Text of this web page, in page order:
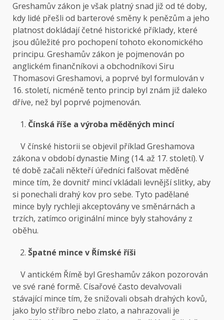
Greshamův zákon je však platný snad již od té doby,
kdy lidé přešli od barterové směny k penězům a jeho
platnost dokládají četné historické příklady, které
jsou důležité pro pochopení tohoto ekonomického
principu. Greshamův zákon je pojmenován po
anglickém finančníkovi a obchodníkovi Siru
Thomasovi Greshamovi, a poprvé byl formulován v
16. století, nicméně tento princip byl znám již daleko
dříve, než byl poprvé pojmenován.
Čínská říše a výroba měděných mincí
V čínské historii se objevil příklad Greshamova
zákona v období dynastie Ming (14. až 17. století). V
té době začali někteří úředníci falšovat měděné
mince tím, že dovnitř mincí vkládali levnější slitky, aby
si ponechali drahý kov pro sebe. Tyto padělané
mince byly rychleji akceptovány ve směnárnách a
trzích, zatímco originální mince byly stahovány z
oběhu.
Špatné mince v Římské říši
V antickém Římě byl Greshamův zákon pozorován
ve své rané formě. Císařové často devalvovali
stávající mince tím, že snižovali obsah drahých kovů,
jako bylo stříbro nebo zlato, a nahrazovali je